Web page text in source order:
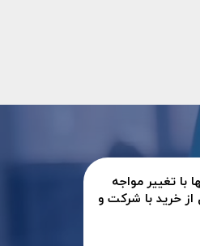
با تغییر مواجه
خرید با شرکت و